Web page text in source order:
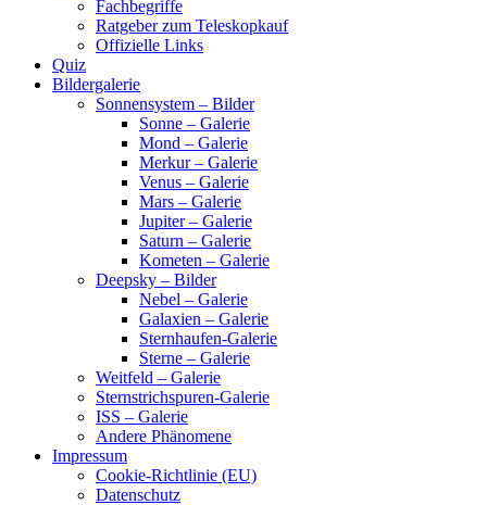
Fachbegriffe
Ratgeber zum Teleskopkauf
Offizielle Links
Quiz
Bildergalerie
Sonnensystem – Bilder
Sonne – Galerie
Mond – Galerie
Merkur – Galerie
Venus – Galerie
Mars – Galerie
Jupiter – Galerie
Saturn – Galerie
Kometen – Galerie
Deepsky – Bilder
Nebel – Galerie
Galaxien – Galerie
Sternhaufen-Galerie
Sterne – Galerie
Weitfeld – Galerie
Sternstrichspuren-Galerie
ISS – Galerie
Andere Phänomene
Impressum
Cookie-Richtlinie (EU)
Datenschutz